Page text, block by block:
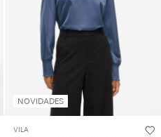
NOVIDADES
VILA